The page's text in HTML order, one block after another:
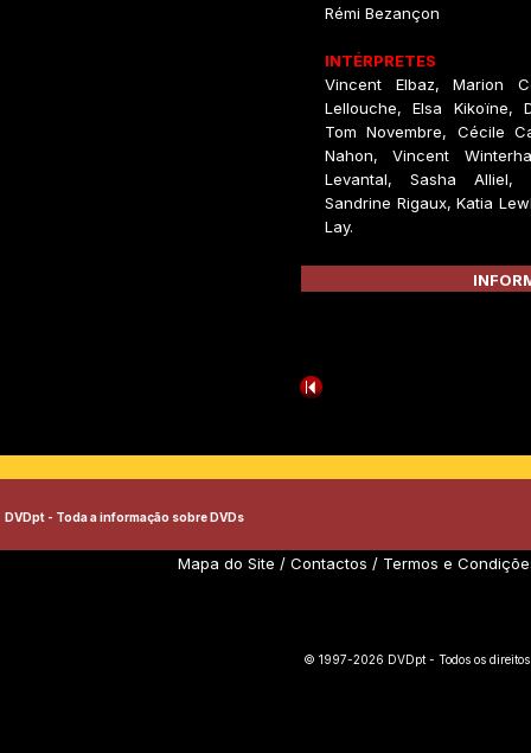
Rémi Bezançon
INTÉRPRETES
Vincent Elbaz, Marion
Lellouche, Elsa Kikoïne,
Tom Novembre, Cécile
Nahon, Vincent
Levantal, Sasha Alliel,
Sandrine Rigaux, Katia
Lay.
DVDpt - Toda a informação sobre DVDs
Mapa do Site / Contactos / Termos e
© 1997-2026 DVDpt - Todos os direitos